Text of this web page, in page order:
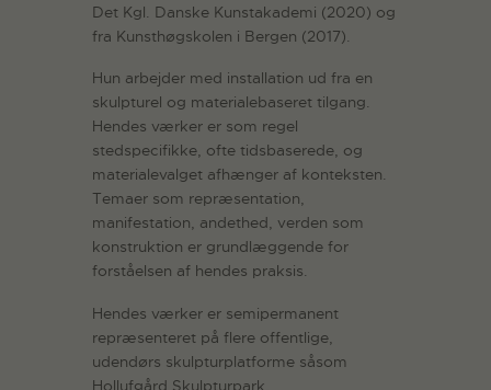
Det Kgl. Danske Kunstakademi (2020) og
fra Kunsthøgskolen i Bergen (2017).
Hun arbejder med installation ud fra en
skulpturel og materialebaseret tilgang.
Hendes værker er som regel
stedspecifikke, ofte tidsbaserede, og
materialevalget afhænger af konteksten.
Temaer som repræsentation,
manifestation, andethed, verden som
konstruktion er grundlæggende for
forståelsen af hendes praksis.
Hendes værker er semipermanent
repræsenteret på flere offentlige,
udendørs skulpturplatforme såsom
Hollufgård Skulpturpark,